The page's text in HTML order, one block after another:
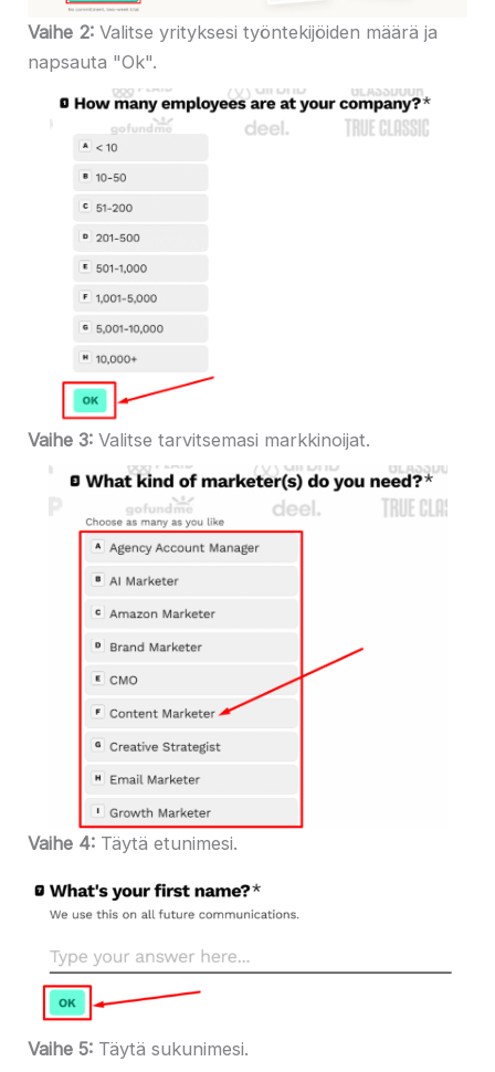
Vaihe 2: Valitse yrityksesi työntekijöiden määrä ja
napsauta "Ok".
Vaihe 3: Valitse tarvitsemasi markkinoijat.
Vaihe 4: Täytä etunimesi.
Vaihe 5: Täytä sukunimesi.